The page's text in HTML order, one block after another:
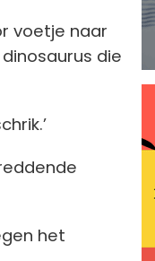
voetje naar
die
het